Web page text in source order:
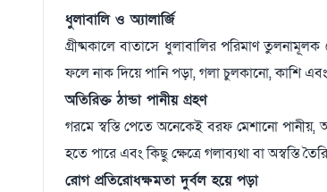
ধুলাবালি ও অ্যালার্জি
গ্রীষ্মকালে বাতাসে ধুলাবালির পরিমাণ তুলনামূলক
ফলে নাক দিয়ে পানি পড়া, গলা চুলকানো, কাশি
অতিরিক্ত ঠান্ডা পানীয় গ্রহণ
গরমে স্বস্তি পেতে অনেকেই বরফ মেশানো পানীয়,
হতে পারে এবং কিছু ক্ষেত্রে গলাব্যথা বা অস্বস্তি
রোগ প্রতিরোধক্ষমতা দুর্বল হয়ে পড়া